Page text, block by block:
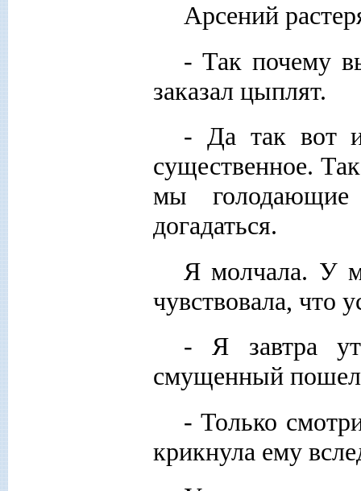
Арсений
- Так почему
заказал цыплят.
- Да так вот
существенное.
мы
догадаться.
Я молчала. У
чувствовала, что
- Я завтра
смущенный пошел
- Только
крикнула ему